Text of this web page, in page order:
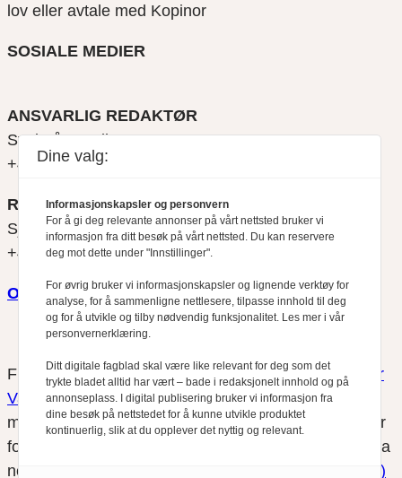
lov eller avtale med Kopinor
SOSIALE MEDIER
ANSVARLIG REDAKTØR
Svein Åge Eriksen
+47 900 79 547
REDAKTØR
Sjur Anda
+47 470 34 460
Om oss
Finansfokus arbeider etterRedaktørplakatenog
Vær
Varsom-plakatensregler for god presseskikk, som
medlem av Fagpressen. Finansfokus har ikke ansvar
for innhold på eksterne nettsider som det lenkes til fra
nettsidene. Vi benytter
informasjonskapsler (cookies)
Dine valg:
Informasjonskapsler og personvern
For å gi deg relevante annonser på vårt nettsted bruker vi
informasjon fra ditt besøk på vårt nettsted. Du kan reservere
deg mot dette under "Innstillinger".
For øvrig bruker vi informasjonskapsler og lignende verktøy for
analyse, for å sammenligne nettlesere, tilpasse innhold til deg
og for å utvikle og tilby nødvendig funksjonalitet. Les mer i vår
personvernerklæring.
Ditt digitale fagblad skal være like relevant for deg som det
trykte bladet alltid har vært – bade i redaksjonelt innhold og på
annonseplass. I digital publisering bruker vi informasjon fra
dine besøk på nettstedet for å kunne utvikle produktet
kontinuerlig, slik at du opplever det nyttig og relevant.